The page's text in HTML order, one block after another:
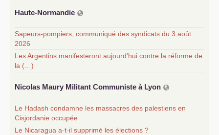
Haute-Normandie
Sapeurs-pompiers; communiqué des syndicats du 3 août
2026
Les Argentins manifesteront aujourd'hui contre la réforme de
la (…)
Nicolas Maury Militant Communiste à Lyon
Le Hadash condamne les massacres des palestiens en
Cisjordanie occupée
Le Nicaragua a-t-il supprimé les élections ?